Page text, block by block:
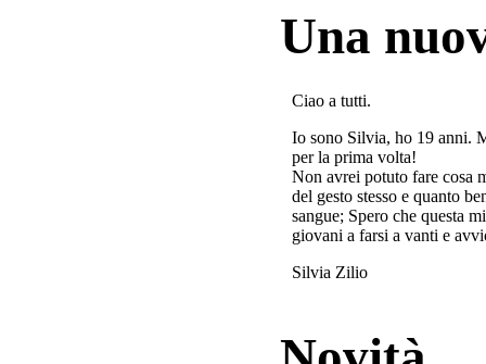
Una
Ciao a tutti.
Io sono Silvia, ho 19 anni.
per la prima volta!
Non avrei potuto fare cosa
del gesto stesso e quanto
sangue; Spero che questa
giovani a farsi a vanti e
Silvia Zilio